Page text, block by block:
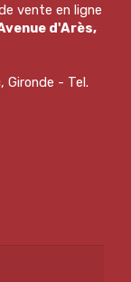
vente en ligne
d'Arès,
Gironde - Tel.